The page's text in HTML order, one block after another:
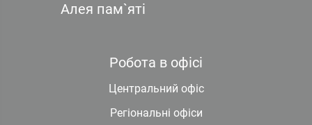
Алея пам`яті
Робота в офісі
Центральний офіс
Регіональні офіси